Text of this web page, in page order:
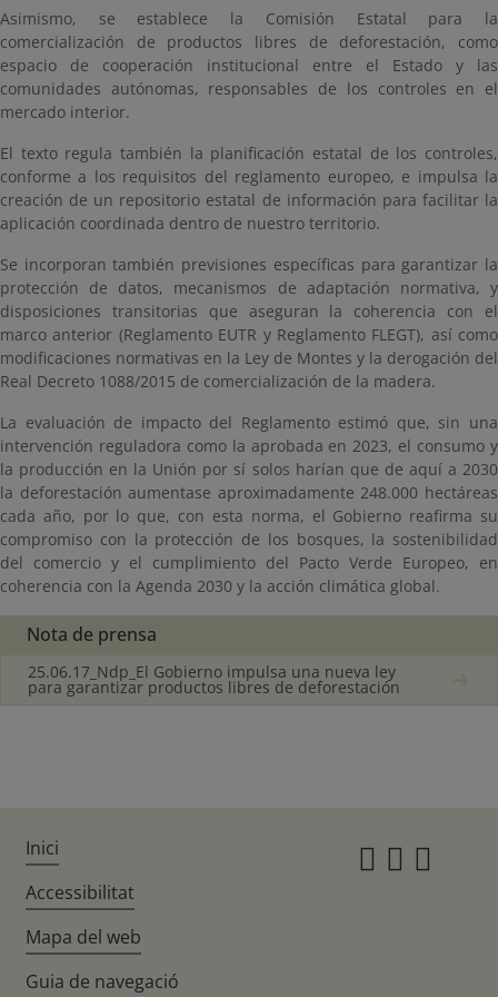
Asimismo, se establece la Comisión Estatal para la
comercialización de productos libres de deforestación, como
espacio de cooperación institucional entre el Estado y las
comunidades autónomas, responsables de los controles en el
mercado interior.
El texto regula también la planificación estatal de los controles,
conforme a los requisitos del reglamento europeo, e impulsa la
creación de un repositorio estatal de información para facilitar la
aplicación coordinada dentro de nuestro territorio.
Se incorporan también previsiones específicas para garantizar la
protección de datos, mecanismos de adaptación normativa, y
disposiciones transitorias que aseguran la coherencia con el
marco anterior (Reglamento EUTR y Reglamento FLEGT), así como
modificaciones normativas en la Ley de Montes y la derogación del
Real Decreto 1088/2015 de comercialización de la madera.
La evaluación de impacto del Reglamento estimó que, sin una
intervención reguladora como la aprobada en 2023, el consumo y
la producción en la Unión por sí solos harían que de aquí a 2030
la deforestación aumentase aproximadamente 248.000 hectáreas
cada año, por lo que, con esta norma, el Gobierno reafirma su
compromiso con la protección de los bosques, la sostenibilidad
del comercio y el cumplimiento del Pacto Verde Europeo, en
coherencia con la Agenda 2030 y la acción climática global.
Nota de prensa
25.06.17_Ndp_El Gobierno impulsa una nueva ley
para garantizar productos libres de deforestación
Inici
Accessibilitat
Mapa del web
Guia de navegació